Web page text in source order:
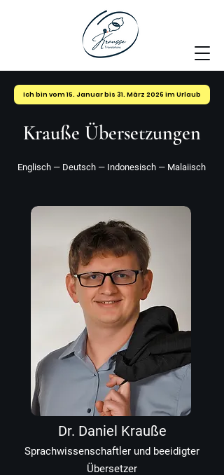
Ich bin vom 15. Januar bis 31. März 2026 im Urlaub
Krauße Übersetzungen
Englisch — Deutsch — Indonesisch — Malaiisch
Dr. Daniel Krauße
Sprachwissenschaftler und beeidigter
Übersetzer